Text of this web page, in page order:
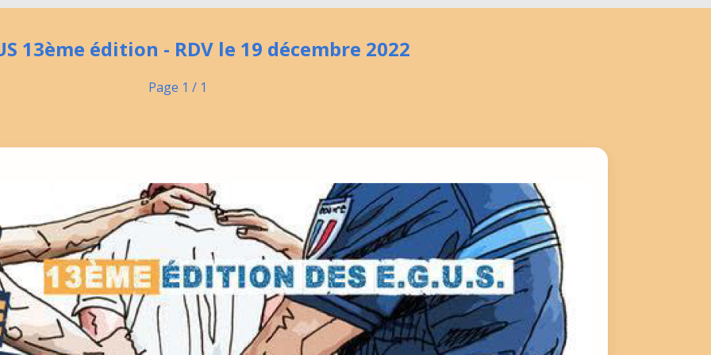
13ème édition - RDV le 19 décembre 2022
Page 1 / 1